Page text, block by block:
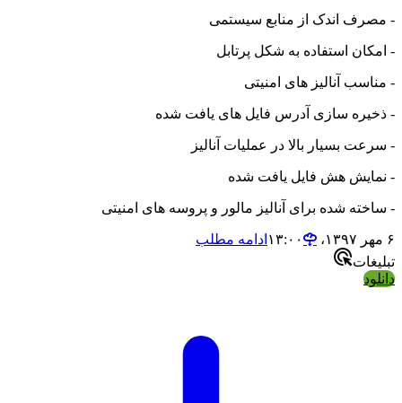
- مصرف اندک از منابع سیستمی
- امکان استفاده به شکل پرتابل
- مناسب آنالیز های امنیتی
- ذخیره سازی آدرس فایل های یافت شده
- سرعت بسیار بالا در عملیات آنالیز
- نمایش هش فایل یافت شده
- ساخته شده برای آنالیز مالور و پروسه های امنیتی
۶ مهر ۱۳۹۷،‏ ۱۳:۰۰
ادامه مطلب
تبلیغات
دانلود